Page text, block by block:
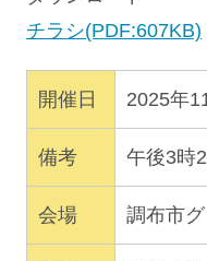
チラシ(PDF:607KB)
開催日 2025年
備考 午後3時
会場 調布市